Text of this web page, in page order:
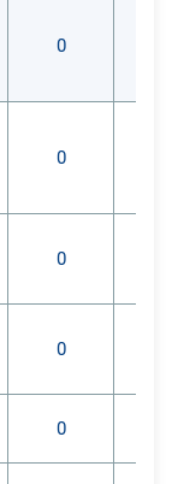
0
0
0
0
0